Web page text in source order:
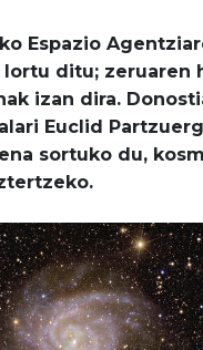
Espazio
ditu; zeruaren
izan dira.
Euclid
sortuko du,